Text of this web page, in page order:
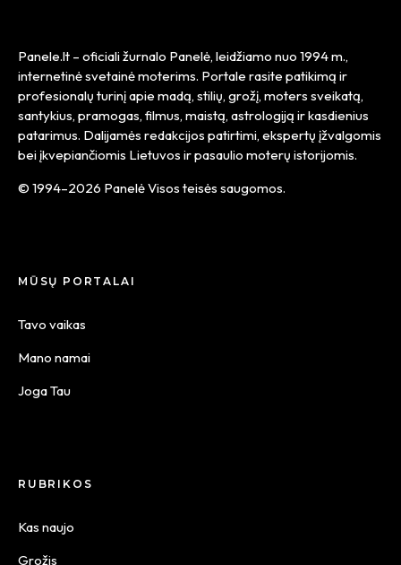
Panele.lt – oficiali žurnalo Panelė, leidžiamo nuo 1994 m.,
internetinė svetainė moterims. Portale rasite patikimą ir
profesionalų turinį apie madą, stilių, grožį, moters sveikatą,
santykius, pramogas, filmus, maistą, astrologiją ir kasdienius
patarimus. Dalijamės redakcijos patirtimi, ekspertų įžvalgomis
bei įkvepiančiomis Lietuvos ir pasaulio moterų istorijomis.
© 1994–2026 Panelė Visos teisės saugomos.
MŪSŲ PORTALAI
Tavo vaikas
Mano namai
Joga Tau
RUBRIKOS
Kas naujo
Grožis